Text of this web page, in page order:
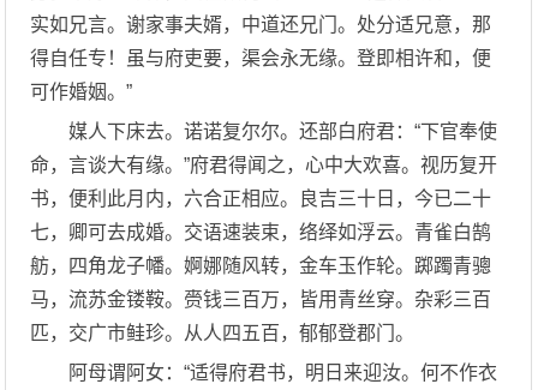
实如兄言。谢家事夫婿，中道还兄门。处分适兄意，那
得自任专！虽与府吏要，渠会永无缘。登即相许和，便
可作婚姻。”
媒人下床去。诺诺复尔尔。还部白府君：“下官奉使
命，言谈大有缘。”府君得闻之，心中大欢喜。视历复开
书，便利此月内，六合正相应。良吉三十日，今已二十
七，卿可去成婚。交语速装束，络绎如浮云。青雀白鹄
舫，四角龙子幡。婀娜随风转，金车玉作轮。踯躅青骢
马，流苏金镂鞍。赍钱三百万，皆用青丝穿。杂彩三百
匹，交广市鲑珍。从人四五百，郁郁登郡门。
阿母谓阿女：“适得府君书，明日来迎汝。何不作衣